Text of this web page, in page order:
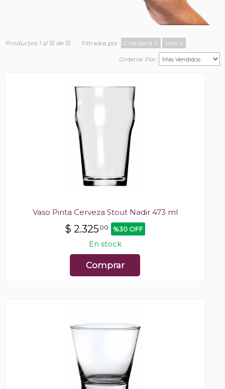
Productos 1 al 15 de 15 Filtrados por: Cristalería X Vaso X
Ordenar Por:
Vaso Pinta Cerveza Stout Nadir 473 ml
$ 2.32500 %30 OFF
En stock
Comprar